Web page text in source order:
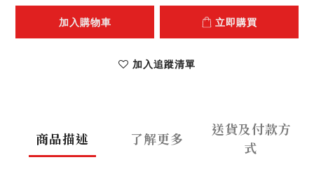
加入購物車 立即購買
加入追蹤清單
商品描述 了解更多
送貨及付款方
式